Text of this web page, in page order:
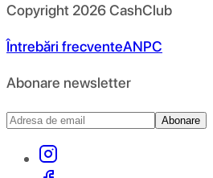
Copyright 2026CashClub
Întrebări frecventeANPC
Abonare newsletter
Abonare